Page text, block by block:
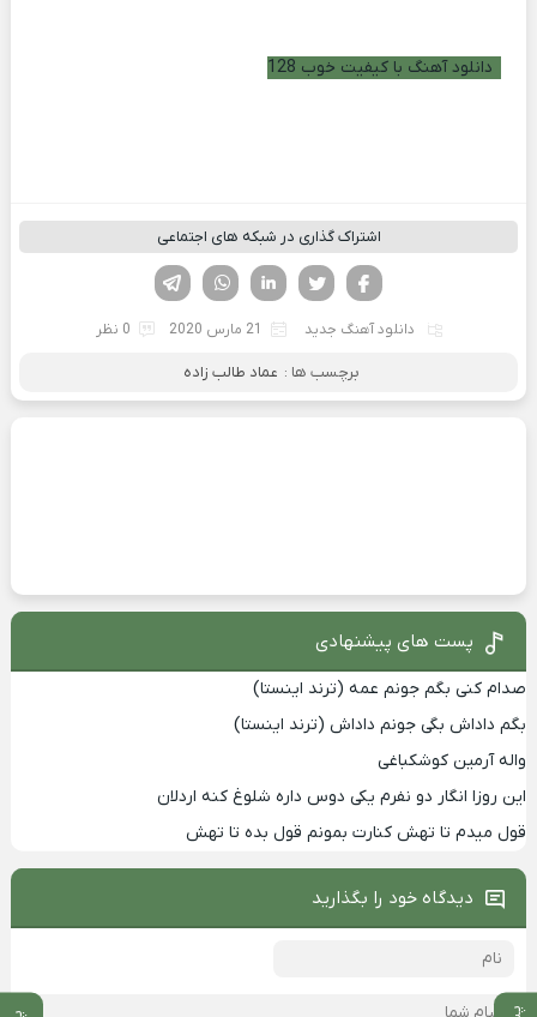
دانلود آهنگ با کیفیت خوب 128
اشتراک گذاری در شبکه های اجتماعی
لینکدین تویتر
فیسوک
دانلود آهنگ جدید 21 مارس 2020 0 نظر
برچسب ها : عماد طالب زاده
پست های پیشنهادی
صدام کنی بگم جونم عمه (ترند اینستا)
بگم داداش بگی جونم داداش (ترند اینستا)
واله آرمین کوشکباغی
این روزا انگار دو نفرم یکی دوس داره شلوغ کنه اردلان
قول میدم تا تهش کنارت بمونم قول بده تا تهش
دیدگاه خود را بگذارید